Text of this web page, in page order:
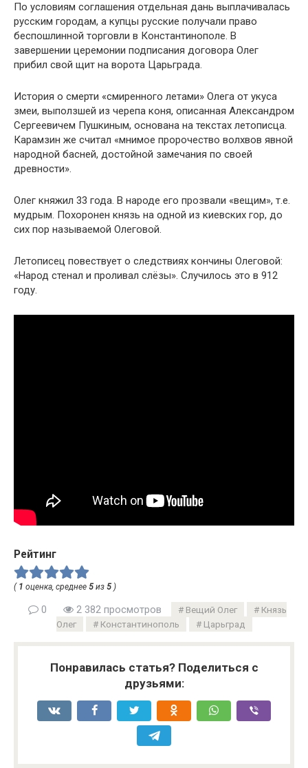
По условиям соглашения отдельная дань выплачивалась
русским городам, а купцы русские получали право
беспошлинной торговли в Константинополе. В
завершении церемонии подписания договора Олег
прибил свой щит на ворота Царьграда.
История о смерти «смиренного летами» Олега от укуса
змеи, выползшей из черепа коня, описанная Александром
Сергеевичем Пушкиным, основана на текстах летописца.
Карамзин же считал «мнимое пророчество волхвов явной
народной басней, достойной замечания по своей
древности».
Олег княжил 33 года. В народе его прозвали «вещим», т.е.
мудрым. Похоронен князь на одной из киевских гор, до
сих пор называемой Олеговой.
Летописец повествует о следствиях кончины Олеговой:
«Народ стенал и проливал слёзы». Случилось это в 912
году.
Рейтинг
( 1 оценка, среднее 5 из 5 )
0 2 382 просмотров Вещий Олег
Князь
Олег
Константинополь Царьград
Понравилась статья? Поделиться с
друзьями: